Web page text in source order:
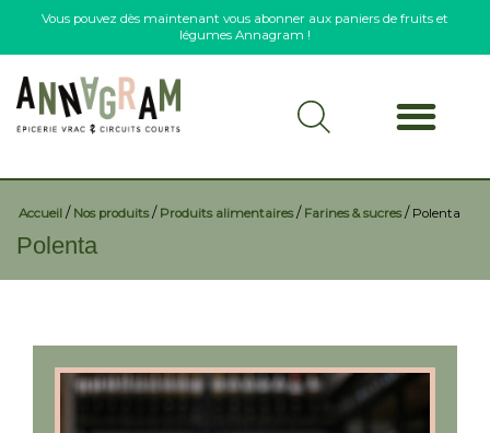
Accueil / Nos produits/ Produits alimentaires/ Farines & sucres/ Polenta
Polenta
Vous pouvez dès maintenant vous abonner aux paniers de fruits et
légumes Annagram !